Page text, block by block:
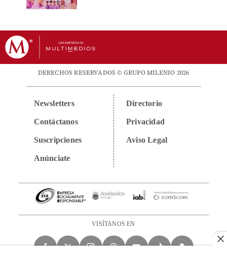
DERECHOS RESERVADOS © GRUPO MILENIO 2026
Newsletters
Contáctanos
Suscripciones
Anúnciate
Directorio
Privacidad
Aviso Legal
VISÍTANOS EN